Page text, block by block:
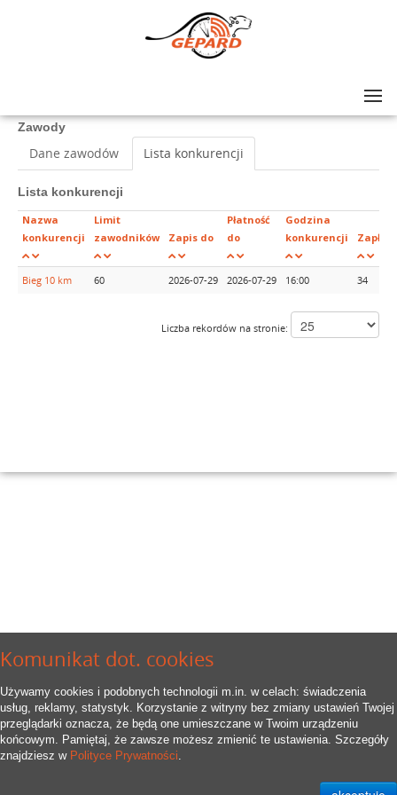
Komunikat dot. cookies
Używamy cookies i podobnych technologii m.in. w celach: świadczenia
usług, reklamy, statystyk. Korzystanie z witryny bez zmiany ustawień Twojej
przeglądarki oznacza, że będą one umieszczane w Twoim urządzeniu
końcowym. Pamiętaj, że zawsze możesz zmienić te ustawienia. Szczegóły
znajdziesz w Polityce Prywatności.
Zawody
Dane zawodów Lista konkurencji
Lista konkurencji
Nazwa
konkurencji
Limit
zawodników
Zapis do
Płatność
do
Godzina
konkurencji
Bieg 10 km 60 2026-07-29 2026-07-29 16:00 34
Liczba rekordów na stronie: